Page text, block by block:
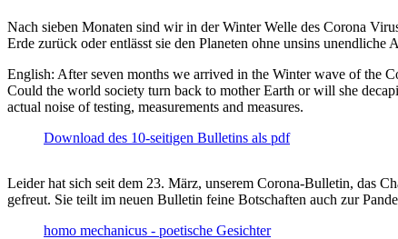
Nach sieben Monaten sind wir in der Winter Welle des Corona
Erde zurück oder entlässt sie den Planeten ohne unsins
English: After seven months we arrived in the Winter wave of the
Could the world society turn back to mother Earth or will she
actual noise of testing, measurements and measures.
Download des 10-seitigen Bulletins als pdf
Leider hat sich seit dem 23. März, unserem Corona-Bulletin, das
gefreut. Sie teilt im neuen Bulletin feine Botschaften auch zur
homo mechanicus - poetische Gesichter